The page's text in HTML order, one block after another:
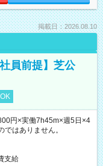
掲載日：2026.08.10
員前提】芝公
円×実働7h45m×週5日×4
はありません。
支給